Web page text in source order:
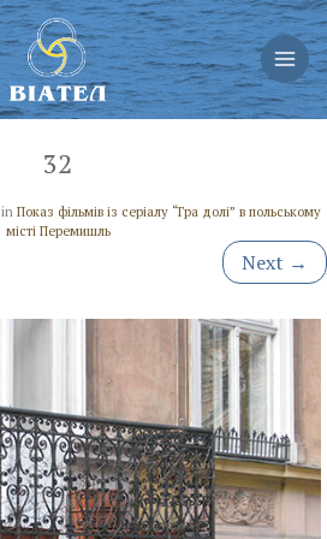
32
in Показ фільмів із серіалу “Гра долі” в польському
місті Перемишль
Next →